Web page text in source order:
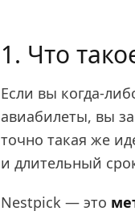
1. Что
Если вы когда-
авиабилеты, вы
точно такая же
и длительный
Nestpick — это